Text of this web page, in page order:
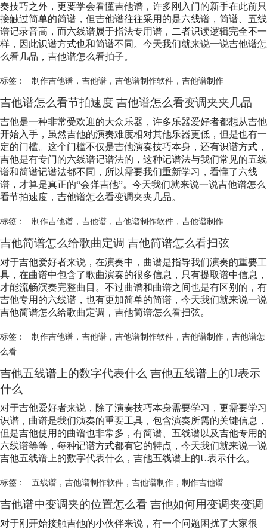
奏技巧之外，更要学会看懂吉他谱，许多刚入门的新手在此前只
接触过简单的简谱，但吉他谱往往采用的是六线谱，简谱、五线
谱记录音高，而六线谱属于指法专用谱，二者识读逻辑完全不一
样，因此识谱方式也和简谱不同。今天我们就来说一说吉他谱怎
么看几品，吉他谱怎么看拍子。
标签： 制作吉他谱， 吉他谱， 吉他谱制作软件， 吉他谱制作
吉他谱怎么看节拍速度 吉他谱怎么看变调夹夹几品
吉他是一种非常受欢迎的大众乐器，许多乐器爱好者都想从吉他
开始入手，虽然吉他的演奏难度相对其他乐器更低，但是也有一
定的门槛。这个门槛不仅是吉他演奏技巧本身，还有识谱方式，
吉他是有专门的六线谱记谱法的，这种记谱法与我们常见的五线
谱和简谱记谱法都不同，所以需要我们重新学习，看懂了六线
谱，才算是真正的“会弹吉他”。今天我们就来说一说吉他谱怎么
看节拍速度，吉他谱怎么看变调夹夹几品。
标签： 制作吉他谱， 吉他谱， 吉他谱制作软件， 吉他谱制作
吉他简谱怎么给歌曲定调 吉他简谱怎么看扫弦
对于吉他爱好者来说，在演奏中，曲谱是指导我们演奏的重要工
具，在曲谱中包含了歌曲演奏的很多信息，只有提取谱中信息，
才能流畅演奏完整曲目。不过曲谱和曲谱之间也是有区别的，有
吉他专用的六线谱，也有更加简单的简谱，今天我们就来说一说
吉他简谱怎么给歌曲定调，吉他简谱怎么看扫弦。
标签： 制作吉他谱， 吉他谱， 吉他谱制作软件， 吉他谱制作， 吉他谱怎
么看
吉他五线谱上的数字代表什么 吉他五线谱上的U表示
什么
对于吉他爱好者来说，除了演奏技巧本身需要学习，更需要学习
识谱，曲谱是我们演奏的重要工具，包含演奏所需的关键信息，
但是吉他使用的曲谱也非常多，有简谱、五线谱以及吉他专用的
六线谱等等，每种记谱方式都有它的特点，今天我们就来说一说
吉他五线谱上的数字代表什么，吉他五线谱上的U表示什么。
标签： 五线谱， 吉他谱制作软件， 吉他谱制作， 制作吉他谱
吉他谱中变调夹的位置怎么看 吉他如何用变调夹变调
对于刚开始接触吉他的小伙伴来说，有一个问题困扰了大家很